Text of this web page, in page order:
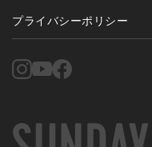
プライバシーポリシー